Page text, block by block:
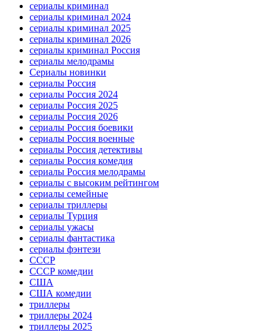
сериалы криминал
сериалы криминал 2024
сериалы криминал 2025
сериалы криминал 2026
сериалы криминал Россия
сериалы мелодрамы
Сериалы новинки
сериалы Россия
сериалы Россия 2024
сериалы Россия 2025
сериалы Россия 2026
сериалы Россия боевики
сериалы Россия военные
сериалы Россия детективы
сериалы Россия комедия
сериалы Россия мелодрамы
сериалы с высоким рейтингом
сериалы семейные
сериалы триллеры
сериалы Турция
сериалы ужасы
сериалы фантастика
сериалы фэнтези
СССР
СССР комедии
США
США комедии
триллеры
триллеры 2024
триллеры 2025